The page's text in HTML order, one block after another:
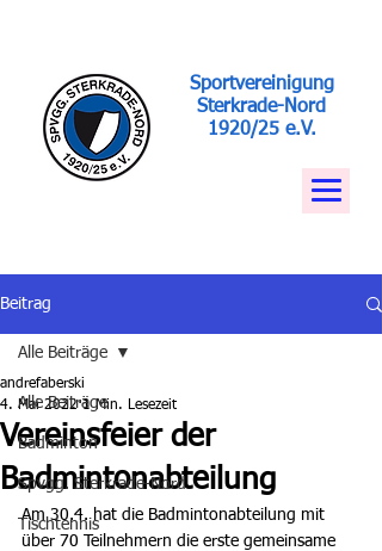
Sportvereinigung
Sterkrade-Nord
1920/25 e.V.
Beitrag
Alle Beiträge
Badminton
Spvgg. Sterkrade-Nord
Tischtennis
Alle Beiträge
Vereinsfeier der
Badmintonabteilung
andrefaberski
4. Mai 2022 1 Min. Lesezeit
Am 30.4. hat die Badmintonabteilung mit
über 70 Teilnehmern die erste gemeinsame